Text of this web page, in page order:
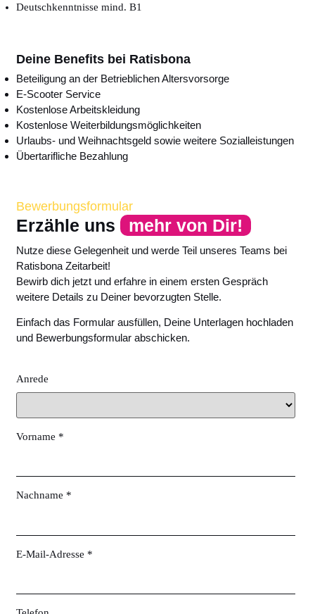
Deutschkenntnisse mind. B1
Deine Benefits bei Ratisbona
Beteiligung an der Betrieblichen Altersvorsorge
E-Scooter Service
Kostenlose Arbeitskleidung
Kostenlose Weiterbildungsmöglichkeiten
Urlaubs- und Weihnachtsgeld sowie weitere Sozialleistungen
Übertarifliche Bezahlung
Bewerbungsformular
Erzähle uns mehr von Dir!
Nutze diese Gelegenheit und werde Teil unseres Teams bei
Ratisbona Zeitarbeit!
Bewirb dich jetzt und erfahre in einem ersten Gespräch
weitere Details zu Deiner bevorzugten Stelle.
Einfach das Formular ausfüllen, Deine Unterlagen hochladen
und Bewerbungsformular abschicken.
Anrede
Vorname *
Nachname *
E-Mail-Adresse *